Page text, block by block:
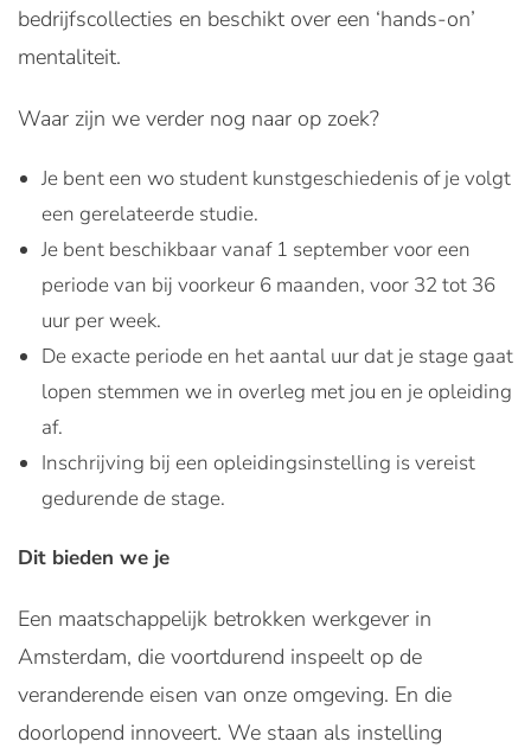
bedrijfscollecties en beschikt over een ‘hands-on’
mentaliteit.
Waar zijn we verder nog naar op zoek?
Je bent een wo student kunstgeschiedenis of je volgt
een gerelateerde studie.
Je bent beschikbaar vanaf 1 september voor een
periode van bij voorkeur 6 maanden, voor 32 tot 36
uur per week.
De exacte periode en het aantal uur dat je stage gaat
lopen stemmen we in overleg met jou en je opleiding
af.
Inschrijving bij een opleidingsinstelling is vereist
gedurende de stage.
Dit bieden we je
Een maatschappelijk betrokken werkgever in
Amsterdam, die voortdurend inspeelt op de
veranderende eisen van onze omgeving. En die
doorlopend innoveert. We staan als instelling